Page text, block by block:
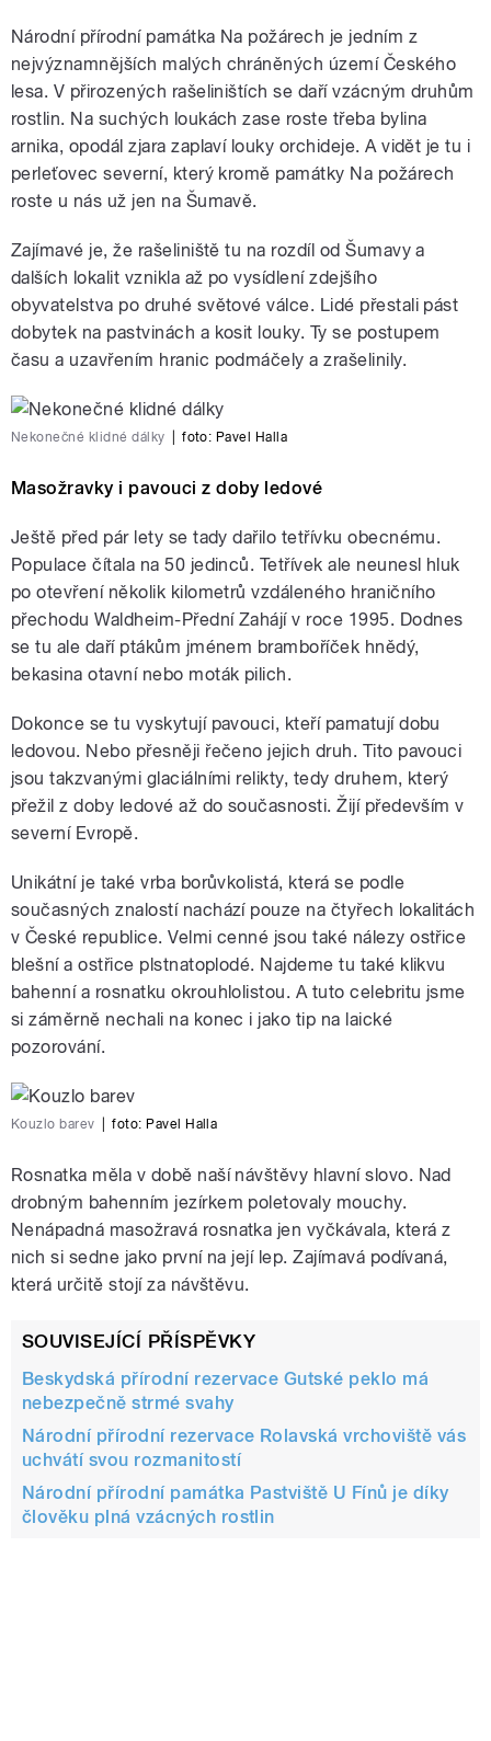
Národní přírodní památka Na požárech je jedním z
nejvýznamnějších malých chráněných území Českého
lesa. V přirozených rašeliništích se daří vzácným druhům
rostlin. Na suchých loukách zase roste třeba bylina
arnika, opodál zjara zaplaví louky orchideje. A vidět je tu i
perleťovec severní, který kromě památky Na požárech
roste u nás už jen na Šumavě.
Zajímavé je, že rašeliniště tu na rozdíl od Šumavy a
dalších lokalit vznikla až po vysídlení zdejšího
obyvatelstva po druhé světové válce. Lidé přestali pást
dobytek na pastvinách a kosit louky. Ty se postupem
času a uzavřením hranic podmáčely a zrašelinily.
Nekonečné klidné dálky foto: Pavel Halla
Masožravky i pavouci z doby ledové
Ještě před pár lety se tady dařilo tetřívku obecnému.
Populace čítala na 50 jedinců. Tetřívek ale neunesl hluk
po otevření několik kilometrů vzdáleného hraničního
přechodu Waldheim-Přední Zahájí v roce 1995. Dodnes
se tu ale daří ptákům jménem bramboříček hnědý,
bekasina otavní nebo moták pilich.
Dokonce se tu vyskytují pavouci, kteří pamatují dobu
ledovou. Nebo přesněji řečeno jejich druh. Tito pavouci
jsou takzvanými glaciálními relikty, tedy druhem, který
přežil z doby ledové až do současnosti. Žijí především v
severní Evropě.
Unikátní je také vrba borůvkolistá, která se podle
současných znalostí nachází pouze na čtyřech lokalitách
v České republice. Velmi cenné jsou také nálezy ostřice
blešní a ostřice plstnatoplodé. Najdeme tu také klikvu
bahenní a rosnatku okrouhlolistou. A tuto celebritu jsme
si záměrně nechali na konec i jako tip na laické
pozorování.
Kouzlo barev foto: Pavel Halla
Rosnatka měla v době naší návštěvy hlavní slovo. Nad
drobným bahenním jezírkem poletovaly mouchy.
Nenápadná masožravá rosnatka jen vyčkávala, která z
nich si sedne jako první na její lep. Zajímavá podívaná,
která určitě stojí za návštěvu.
SOUVISEJÍCÍ PŘÍSPĚVKY
Beskydská přírodní rezervace Gutské peklo má
nebezpečně strmé svahy
Národní přírodní rezervace Rolavská vrchoviště vás
uchvátí svou rozmanitostí
Národní přírodní památka Pastviště U Fínů je díky
člověku plná vzácných rostlin